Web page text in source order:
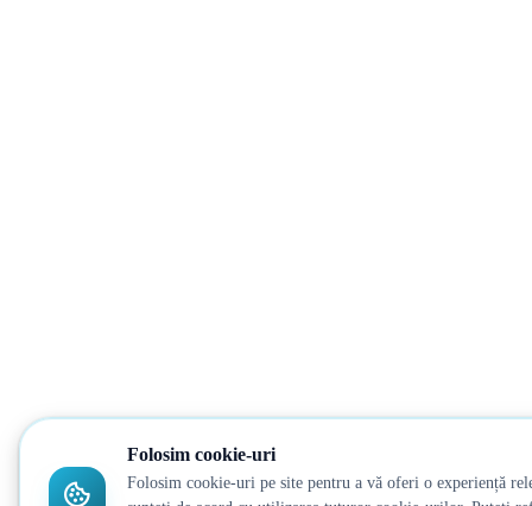
Folosim cookie-uri
Folosim cookie-uri pe site pentru a vă oferi o experiență